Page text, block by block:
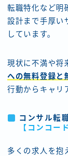
転職特化など明
設計まで手厚い
しています。
現状に不満や将
への無料登録と
行動からキャリ
コンサル転
【コンコー
多くの求人を抱